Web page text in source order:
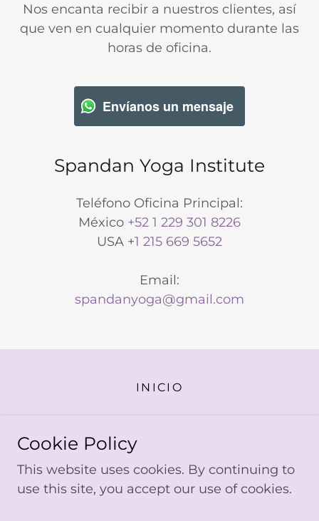
Nos encanta recibir a nuestros clientes, así
que ven en cualquier momento durante las
horas de oficina.
Envíanos un mensaje
Spandan Yoga Institute
Teléfono Oficina Principal:
México +52 1 229 301 8226
USA +1 215 669 5652
spandanyoga@gmail.com
INICIO
Spandan Yoga Institute
+52 2293018226
Cookie Policy
This website uses cookies. By continuing to
use this site, you accept our use of cookies.